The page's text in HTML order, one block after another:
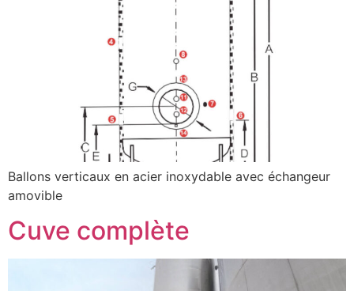
Ballons verticaux en acier inoxydable avec échangeur
amovible
Cuve complète